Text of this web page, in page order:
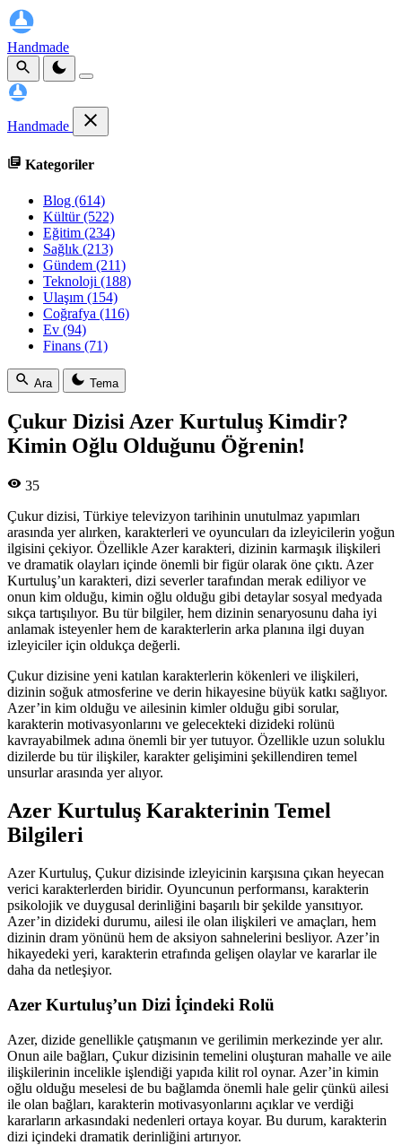
Handmade
Handmade
Kategoriler
Blog (614)
Kültür(522)
Eğitim (234)
Sağlık (213)
Gündem (211)
Teknoloji (188)
Ulaşım (154)
Coğrafya (116)
Ev (94)
Finans (71)
Ara Tema
Çukur Dizisi Azer Kurtuluş Kimdir?
Kimin Oğlu Olduğunu Öğrenin!
35
Çukur dizisi, Türkiye televizyon tarihinin unutulmaz yapımları
arasında yer alırken, karakterleri ve oyuncuları da izleyicilerin yoğun
ilgisini çekiyor. Özellikle Azer karakteri, dizinin karmaşık ilişkileri
ve dramatik olayları içinde önemli bir figür olarak öne çıktı. Azer
Kurtuluş’un karakteri, dizi severler tarafından merak ediliyor ve
onun kim olduğu, kimin oğlu olduğu gibi detaylar sosyal medyada
sıkça tartışılıyor. Bu tür bilgiler, hem dizinin senaryosunu daha iyi
anlamak isteyenler hem de karakterlerin arka planına ilgi duyan
izleyiciler için oldukça değerli.
Çukur dizisine yeni katılan karakterlerin kökenleri ve ilişkileri,
dizinin soğuk atmosferine ve derin hikayesine büyük katkı sağlıyor.
Azer’in kim olduğu ve ailesinin kimler olduğu gibi sorular,
karakterin motivasyonlarını ve gelecekteki dizideki rolünü
kavrayabilmek adına önemli bir yer tutuyor. Özellikle uzun soluklu
dizilerde bu tür ilişkiler, karakter gelişimini şekillendiren temel
unsurlar arasında yer alıyor.
Azer Kurtuluş Karakterinin Temel
Bilgileri
Azer Kurtuluş, Çukur dizisinde izleyicinin karşısına çıkan heyecan
verici karakterlerden biridir. Oyuncunun performansı, karakterin
psikolojik ve duygusal derinliğini başarılı bir şekilde yansıtıyor.
Azer’in dizideki durumu, ailesi ile olan ilişkileri ve amaçları, hem
dizinin dram yönünü hem de aksiyon sahnelerini besliyor. Azer’in
hikayedeki yeri, karakterin etrafında gelişen olaylar ve kararlar ile
daha da netleşiyor.
Azer Kurtuluş’un Dizi İçindeki Rolü
Azer, dizide genellikle çatışmanın ve gerilimin merkezinde yer alır.
Onun aile bağları, Çukur dizisinin temelini oluşturan mahalle ve aile
ilişkilerinin incelikle işlendiği yapıda kilit rol oynar. Azer’in kimin
oğlu olduğu meselesi de bu bağlamda önemli hale gelir çünkü ailesi
ile olan bağları, karakterin motivasyonlarını açıklar ve verdiği
kararların arkasındaki nedenleri ortaya koyar. Bu durum, karakterin
dizi içindeki dramatik derinliğini artırıyor.